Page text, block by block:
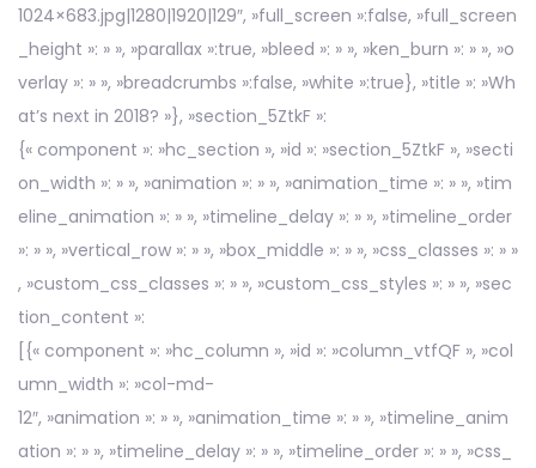
1024×683.jpg|1280|1920|129″, »full_screen »:false, »full_screen
_height »: » », »parallax »:true, »bleed »: » », »ken_burn »: » », »o
verlay »: » », »breadcrumbs »:false, »white »:true}, »title »: »Wh
at’s next in 2018? »}, »section_5ZtkF »:
{« component »: »hc_section », »id »: »section_5ZtkF », »secti
on_width »: » », »animation »: » », »animation_time »: » », »tim
eline_animation »: » », »timeline_delay »: » », »timeline_order
»: » », »vertical_row »: » », »box_middle »: » », »css_classes »: » »
, »custom_css_classes »: » », »custom_css_styles »: » », »sec
tion_content »:
[{« component »: »hc_column », »id »: »column_vtfQF », »col
umn_width »: »col-md-
12″, »animation »: » », »animation_time »: » », »timeline_anim
ation »: » », »timeline_delay »: » », »timeline_order »: » », »css_